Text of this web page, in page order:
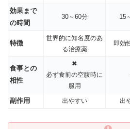
効果まで
の時間
30～60分 15
特徴
世界的に知名度のあ
る治療薬
即効
食事との
相性
✖
必ず食前の空腹時に
服用
副作用 出やすい 出